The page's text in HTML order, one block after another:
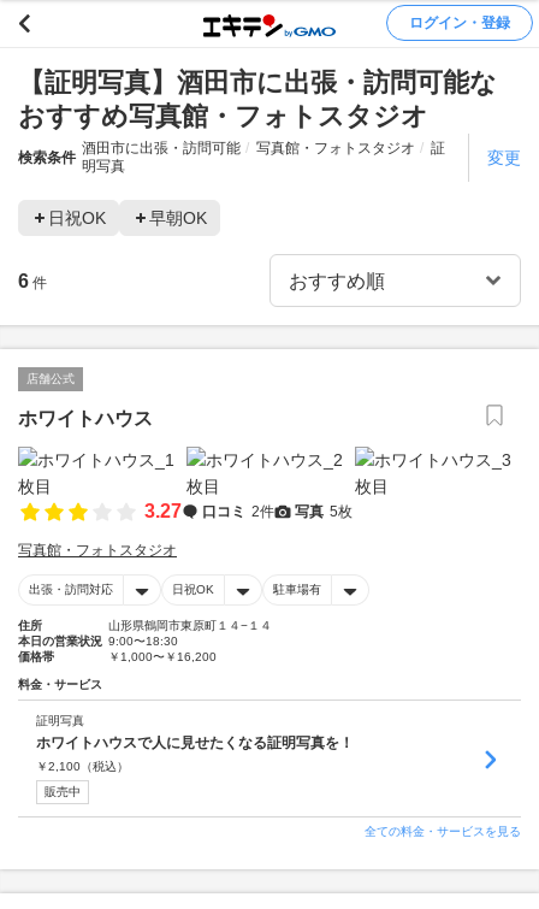
ログイン・登録
【証明写真】酒田市に出張・訪問可能な
おすすめ写真館・フォトスタジオ
検索条件
酒田市に出張・訪問可能 写真館・フォトスタジオ
証
明写真
変更
日祝OK 早朝OK
6 件
店舗公式
ホワイトハウス
3.27 口コミ 2件 写真 5枚
写真館・フォトスタジオ
出張・訪問対応 日祝OK 駐車場有
住所
山形県鶴岡市東原町１４−１４
本日の営業状況 9:00〜18:30
価格帯
￥1,000〜￥16,200
料金・サービス
証明写真
ホワイトハウスで人に見せたくなる証明写真を！
￥2,100 （税込）
販売中
全ての料金・サービスを見る